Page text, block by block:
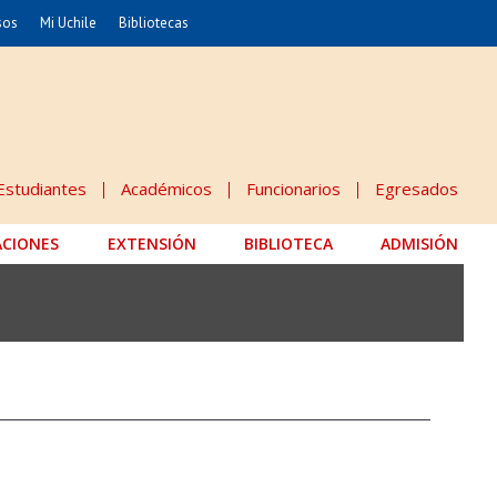
Economía y Negocios
Mi Uchile Bibliotecas
Académicos Funcionarios Egresados
EXTENSIÓN BIBLIOTECA ADMISIÓN